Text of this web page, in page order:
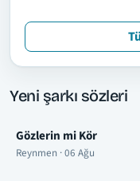
Yeni şarkı sözleri
Gözlerin mi Kör
Reynmen · 06 Ağu